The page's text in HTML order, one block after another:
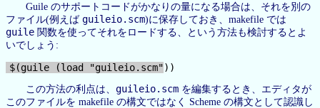
Guile のサポートコードがかなりの量になる場合は、それを別の
ファイル(例えば guileio.scm)に保存しておき、makefile では
guile 関数を使ってそれをロードする、という方法も検討するとよ
いでしょう:
この方法の利点は、 guileio.scm を編集するとき、エディタが
このファイルを makefile の構文ではなく Scheme の構文として認識し